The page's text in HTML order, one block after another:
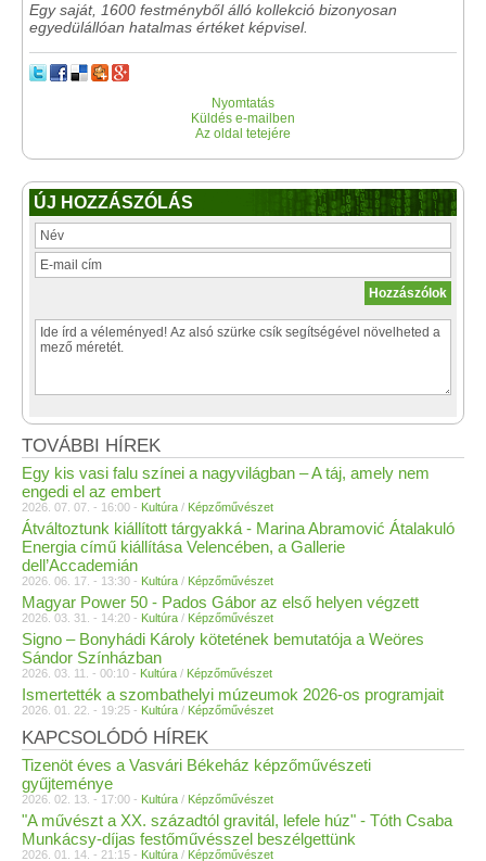
Egy saját, 1600 festményből álló kollekció bizonyosan
egyedülállóan hatalmas értéket képvisel.
Nyomtatás
Küldés e-mailben
Az oldal tetejére
ÚJ HOZZÁSZÓLÁS
TOVÁBBI HÍREK
Egy kis vasi falu színei a nagyvilágban – A táj, amely nem
engedi el az embert
2026. 07. 07. - 16:00 - Kultúra / Képzőművészet
Átváltoztunk kiállított tárgyakká - Marina Abramović Átalakuló
Energia című kiállítása Velencében, a Gallerie
dell’Accademián
2026. 06. 17. - 13:30 - Kultúra / Képzőművészet
Magyar Power 50 - Pados Gábor az első helyen végzett
2026. 03. 31. - 14:20 - Kultúra / Képzőművészet
Signo – Bonyhádi Károly kötetének bemutatója a Weöres
Sándor Színházban
2026. 03. 11. - 00:10 - Kultúra / Képzőművészet
Ismertették a szombathelyi múzeumok 2026-os programjait
2026. 01. 22. - 19:25 - Kultúra / Képzőművészet
KAPCSOLÓDÓ HÍREK
Tizenöt éves a Vasvári Békeház képzőművészeti
gyűjteménye
2026. 02. 13. - 17:00 - Kultúra / Képzőművészet
"A művészt a XX. századtól gravitál, lefele húz" - Tóth Csaba
Munkácsy-díjas festőművésszel beszélgettünk
2026. 01. 14. - 21:15 - Kultúra / Képzőművészet